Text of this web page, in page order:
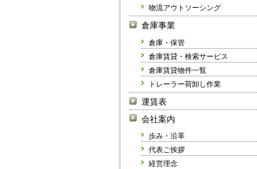
物流アウトソーシング
倉庫事業
倉庫・保管
倉庫賃貸・検索サービス
倉庫賃貸物件一覧
トレーラー荷卸し作業
運賃表
会社案内
歩み・沿革
代表ご挨拶
経営理念